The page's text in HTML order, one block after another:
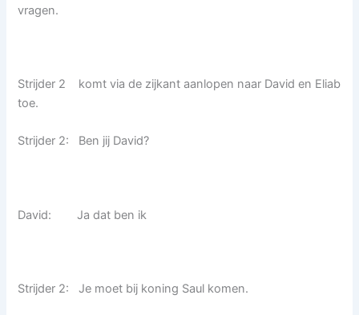
vragen.
Strijder 2 komt via de zijkant aanlopen naar David en Eliab
toe.
Strijder 2: Ben jij David?
David: Ja dat ben ik
Strijder 2: Je moet bij koning Saul komen.